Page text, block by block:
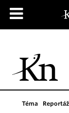
Téma Reportáž